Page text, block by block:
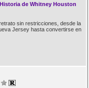
de Whitney Houston
sin restricciones, desde la
Jersey hasta convertirse en